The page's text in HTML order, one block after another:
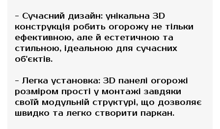
- Сучасний дизайн: унікальна 3D
конструкція робить огорожу не тільки
ефективною, але й естетичною та
стильною, ідеальною для сучасних
об'єктів.
- Легка установка: 3D панелі огорожі
розміром прості у монтажі завдяки
своїй модульній структурі, що дозволяє
швидко та легко створити паркан.